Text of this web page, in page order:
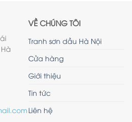
VỀ CHÚNG TÔI
Tranh sơn dầu Hà Nội
Cửa hàng
Giới thiệu
Tin tức
Liên hệ